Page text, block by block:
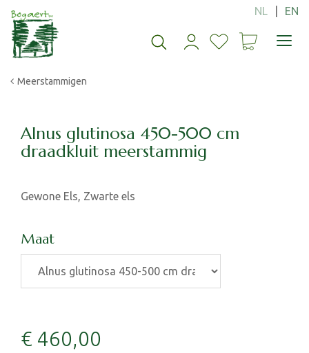
Meerstammigen
Alnus glutinosa 450-500 cm
draadkluit meerstammig
Gewone Els, Zwarte els
Maat
€ 460,00